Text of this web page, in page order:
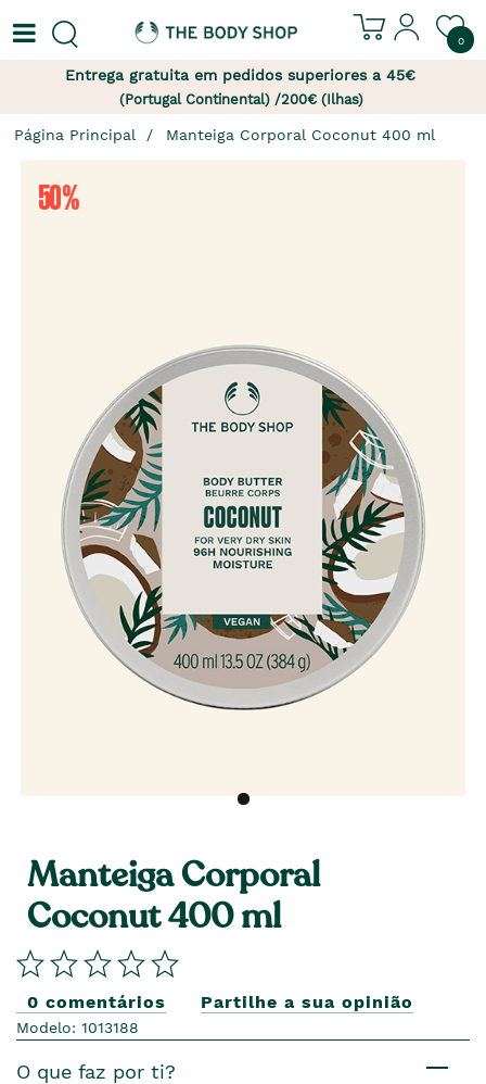
0
Entrega gratuita em pedidos superiores a 45€
(Portugal Continental) /200€ (Ilhas)
Página Principal Manteiga Corporal Coconut 400 ml
Manteiga Corporal
Coconut 400 ml
0 comentários Partilhe a sua opinião
Modelo: 1013188
O que faz por ti?